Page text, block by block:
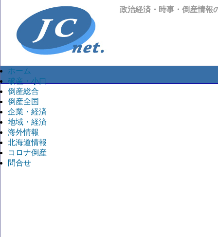
政治経済・時事・倒産情報
ホーム
破産・小口
倒産総合
倒産全国
企業・経済
地域・経済
海外情報
北海道情報
コロナ倒産
問合せ